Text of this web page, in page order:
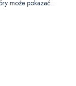
może pokazać…